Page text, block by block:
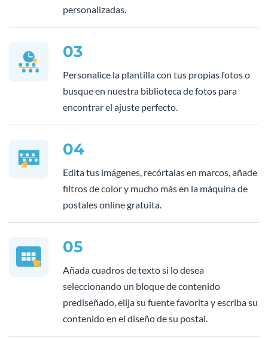
personalizadas.
03
Personalice la plantilla con tus propias fotos o
busque en nuestra biblioteca de fotos para
encontrar el ajuste perfecto.
04
Edita tus imágenes, recórtalas en marcos, añade
filtros de color y mucho más en la máquina de
postales online gratuita.
05
Añada cuadros de texto si lo desea
seleccionando un bloque de contenido
prediseñado, elija su fuente favorita y escriba su
contenido en el diseño de su postal.